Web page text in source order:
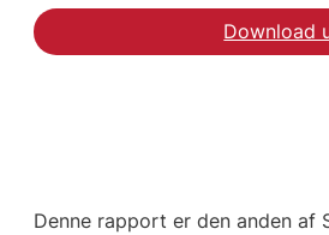
Download
Denne rapport er den anden af